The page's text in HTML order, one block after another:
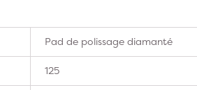
Pad de polissage diamanté
125